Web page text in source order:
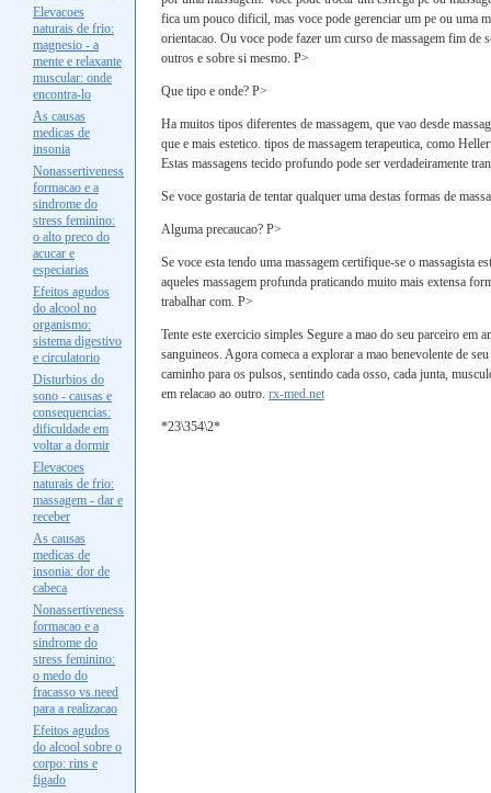
Elevacoes
naturais de frio:
magnesio - a
mente e relaxante
muscular: onde
encontra-lo
As causas
medicas de
insonia
Nonassertiveness
formacao e a
sindrome do
stress feminino:
o alto preco do
acucar e
especiarias
Efeitos agudos
do alcool no
organismo:
sistema digestivo
e circulatorio
Disturbios do
sono - causas e
consequencias:
dificuldade em
voltar a dormir
Elevacoes
naturais de frio:
massagem - dar e
receber
As causas
medicas de
insonia: dor de
cabeca
Nonassertiveness
formacao e a
sindrome do
stress feminino:
o medo do
fracasso vs.need
para a realizacao
Efeitos agudos
do alcool sobre o
corpo: rins e
figado
fica um pouco dificil, mas voce pode gerenciar um pe ou uma
orientacao. Ou voce pode fazer um curso de massagem fim de
outros e sobre si mesmo. P>
Que tipo e onde? P>
Ha muitos tipos diferentes de massagem, que vao desde
que e mais estetico. tipos de massagem terapeutica, como
Estas massagens tecido profundo pode ser verdadeiramente
Se voce gostaria de tentar qualquer uma destas formas de
Alguma precaucao? P>
Se voce esta tendo uma massagem certifique-se o massagista
aqueles massagem profunda praticando muito mais extensa
trabalhar com. P>
Tente este exercicio simples Segure a mao do seu parceiro em
sanguineos. Agora comeca a explorar a mao benevolente de
caminho para os pulsos, sentindo cada osso, cada junta,
em relacao ao outro. rx-med.net
*23\354\2*